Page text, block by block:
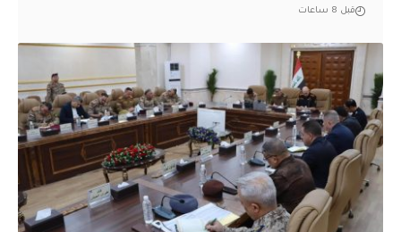
قبل 8 ساعات